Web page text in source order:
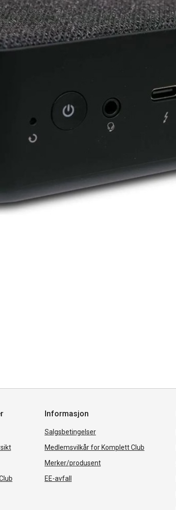
Informasjon
Salgsbetingelser
Medlemsvilkår for Komplett Club
Merker/produsent
EE-avfall